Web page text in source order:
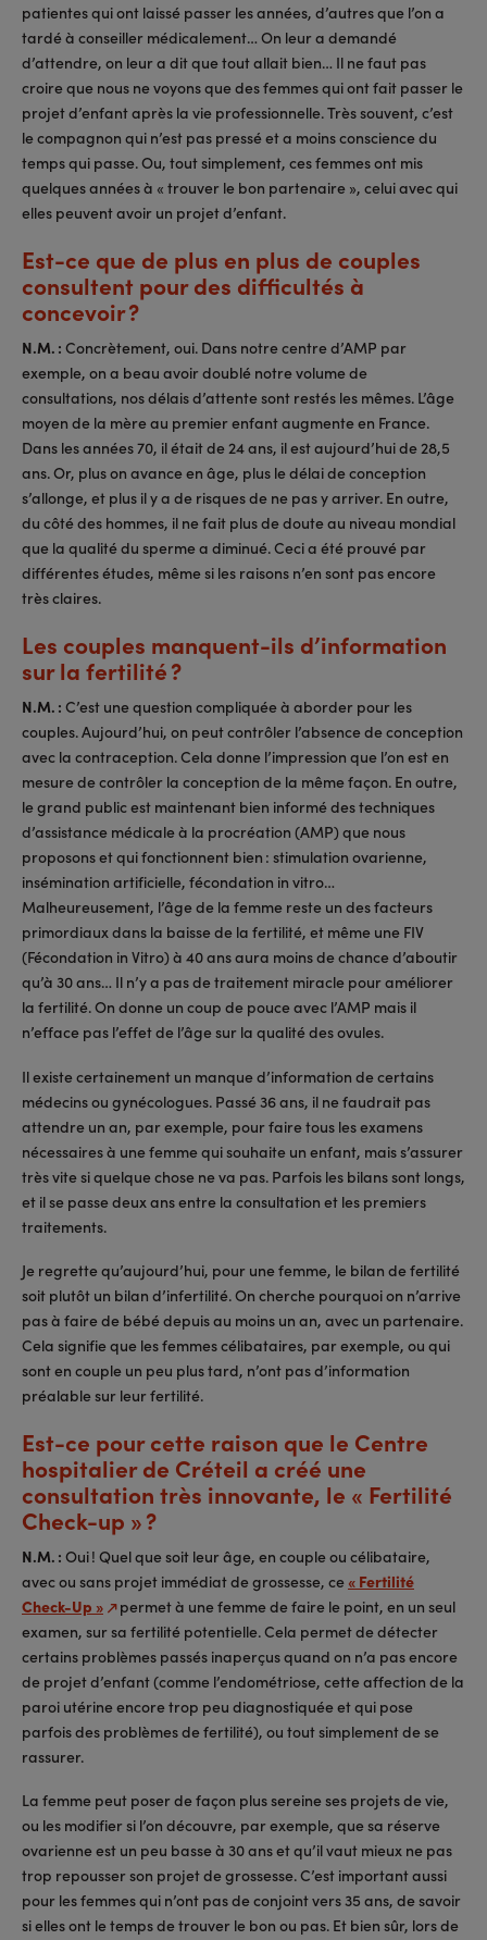
patientes qui ont laissé passer les années, d’autres que l’on a
tardé à conseiller médicalement… On leur a demandé
d’attendre, on leur a dit que tout allait bien… Il ne faut pas
croire que nous ne voyons que des femmes qui ont fait passer le
projet d’enfant après la vie professionnelle. Très souvent, c’est
le compagnon qui n’est pas pressé et a moins conscience du
temps qui passe. Ou, tout simplement, ces femmes ont mis
quelques années à « trouver le bon partenaire », celui avec qui
elles peuvent avoir un projet d’enfant.
Est-ce que de plus en plus de couples
consultent pour des difficultés à
concevoir ?
N.M. : Concrètement, oui. Dans notre centre d’AMP par
exemple, on a beau avoir doublé notre volume de
consultations, nos délais d’attente sont restés les mêmes. L’âge
moyen de la mère au premier enfant augmente en France.
Dans les années 70, il était de 24 ans, il est aujourd’hui de 28,5
ans. Or, plus on avance en âge, plus le délai de conception
s’allonge, et plus il y a de risques de ne pas y arriver. En outre,
du côté des hommes, il ne fait plus de doute au niveau mondial
que la qualité du sperme a diminué. Ceci a été prouvé par
différentes études, même si les raisons n’en sont pas encore
très claires.
Les couples manquent-ils d’information
sur la fertilité ?
N.M. : C’est une question compliquée à aborder pour les
couples. Aujourd’hui, on peut contrôler l’absence de conception
avec la contraception. Cela donne l’impression que l’on est en
mesure de contrôler la conception de la même façon. En outre,
le grand public est maintenant bien informé des techniques
d’assistance médicale à la procréation (AMP) que nous
proposons et qui fonctionnent bien : stimulation ovarienne,
insémination artificielle, fécondation in vitro…
Malheureusement, l’âge de la femme reste un des facteurs
primordiaux dans la baisse de la fertilité, et même une FIV
(Fécondation in Vitro) à 40 ans aura moins de chance d’aboutir
qu’à 30 ans… Il n’y a pas de traitement miracle pour améliorer
la fertilité. On donne un coup de pouce avec l’AMP mais il
n’efface pas l’effet de l’âge sur la qualité des ovules.
Il existe certainement un manque d’information de certains
médecins ou gynécologues. Passé 36 ans, il ne faudrait pas
attendre un an, par exemple, pour faire tous les examens
nécessaires à une femme qui souhaite un enfant, mais s’assurer
très vite si quelque chose ne va pas. Parfois les bilans sont longs,
et il se passe deux ans entre la consultation et les premiers
traitements.
Je regrette qu’aujourd’hui, pour une femme, le bilan de fertilité
soit plutôt un bilan d’infertilité. On cherche pourquoi on n’arrive
pas à faire de bébé depuis au moins un an, avec un partenaire.
Cela signifie que les femmes célibataires, par exemple, ou qui
sont en couple un peu plus tard, n’ont pas d’information
préalable sur leur fertilité.
Est-ce pour cette raison que le Centre
hospitalier de Créteil a créé une
consultation très innovante, le « Fertilité
Check-up » ?
N.M. : Oui ! Quel que soit leur âge, en couple ou célibataire,
avec ou sans projet immédiat de grossesse, ce « Fertilité
Check-Up » permet à une femme de faire le point, en un seul
examen, sur sa fertilité potentielle. Cela permet de détecter
certains problèmes passés inaperçus quand on n’a pas encore
de projet d’enfant (comme l’endométriose, cette affection de la
paroi utérine encore trop peu diagnostiquée et qui pose
parfois des problèmes de fertilité), ou tout simplement de se
rassurer.
La femme peut poser de façon plus sereine ses projets de vie,
ou les modifier si l’on découvre, par exemple, que sa réserve
ovarienne est un peu basse à 30 ans et qu’il vaut mieux ne pas
trop repousser son projet de grossesse. C’est important aussi
pour les femmes qui n’ont pas de conjoint vers 35 ans, de savoir
si elles ont le temps de trouver le bon ou pas. Et bien sûr, lors de